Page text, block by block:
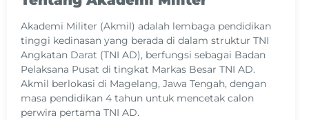
Akademi Militer (Akmil) adalah lembaga pendidikan
tinggi kedinasan yang berada di dalam struktur TNI
Angkatan Darat (TNI AD), berfungsi sebagai Badan
Pelaksana Pusat di tingkat Markas Besar TNI AD.
Akmil berlokasi di Magelang, Jawa Tengah, dengan
masa pendidikan 4 tahun untuk mencetak calon
perwira pertama TNI AD.